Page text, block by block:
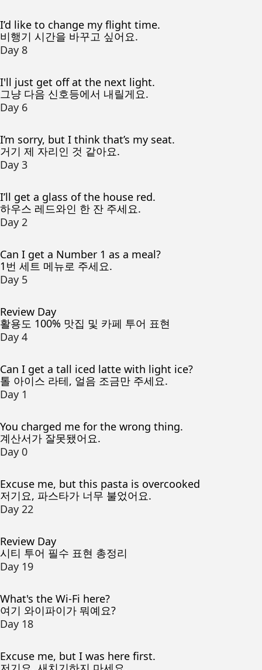
I’d like to change my flight time.
비행기 시간을 바꾸고 싶어요.
Day 8
I'll just get off at the next light.
그냥 다음 신호등에서 내릴게요.
Day 6
I’m sorry, but I think that’s my seat.
거기 제 자리인 것 같아요.
Day 3
I’ll get a glass of the house red.
하우스 레드와인 한 잔 주세요.
Day 2
Can I get a Number 1 as a meal?
1번 세트 메뉴로 주세요.
Day 5
Review Day
활용도 100% 맛집 및 카페 투어 표현
Day 4
Can I get a tall iced latte with light ice?
톨 아이스 라테, 얼음 조금만 주세요.
Day 1
You charged me for the wrong thing.
계산서가 잘못됐어요.
Day 0
Excuse me, but this pasta is overcooked
저기요, 파스타가 너무 불었어요.
Day 22
Review Day
시티 투어 필수 표현 총정리
Day 19
What's the Wi-Fi here?
여기 와이파이가 뭐예요?
Day 18
Excuse me, but I was here first.